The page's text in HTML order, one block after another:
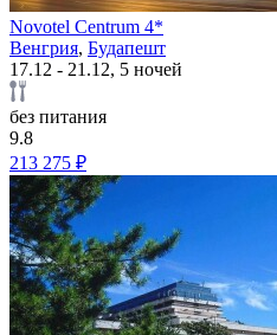
Novotel Centrum 4*
Венгрия, Будапешт
17.12 - 21.12, 5 ночей
без питания
9.8
213 275 ₽